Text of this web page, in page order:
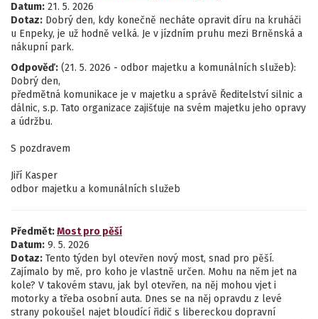
Datum: 21. 5. 2026
Dotaz: Dobrý den, kdy konečně necháte opravit díru na kruháči
u Enpeky, je už hodně velká. Je v jízdním pruhu mezi Brněnská a
nákupní park.
Odpověď: (21. 5. 2026 - odbor majetku a komunálních služeb):
Dobrý den,
předmětná komunikace je v majetku a správě Ředitelství silnic a
dálnic, s.p. Tato organizace zajišťuje na svém majetku jeho opravy
a údržbu.
S pozdravem
Jiří Kasper
odbor majetku a komunálních služeb
Předmět:Most pro pěší
Datum: 9. 5. 2026
Dotaz: Tento týden byl otevřen nový most, snad pro pěší.
Zajímalo by mě, pro koho je vlastně určen. Mohu na něm jet na
kole? V takovém stavu, jak byl otevřen, na něj mohou vjet i
motorky a třeba osobní auta. Dnes se na něj opravdu z levé
strany pokoušel najet bloudící řidič s libereckou dopravní